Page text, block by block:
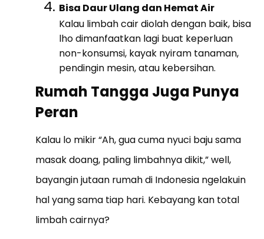
Bisa Daur Ulang dan Hemat Air
Kalau limbah cair diolah dengan baik, bisa
lho dimanfaatkan lagi buat keperluan
non-konsumsi, kayak nyiram tanaman,
pendingin mesin, atau kebersihan.
Rumah Tangga Juga Punya
Peran
Kalau lo mikir “Ah, gua cuma nyuci baju sama
masak doang, paling limbahnya dikit,” well,
bayangin jutaan rumah di Indonesia ngelakuin
hal yang sama tiap hari. Kebayang kan total
limbah cairnya?